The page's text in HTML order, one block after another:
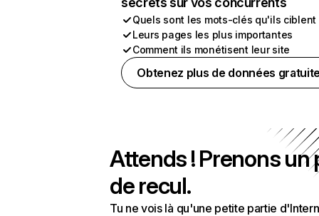
Quels sont les mots-clés qu'ils ciblent
Leurs pages les plus importantes
Comment ils monétisent leur site
Obtenez plus de données
Attends ! Prenons un
de recul.
Tu ne vois là qu'une petite partie